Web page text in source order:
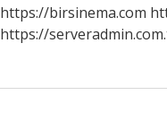
https://birsinema.com
https://